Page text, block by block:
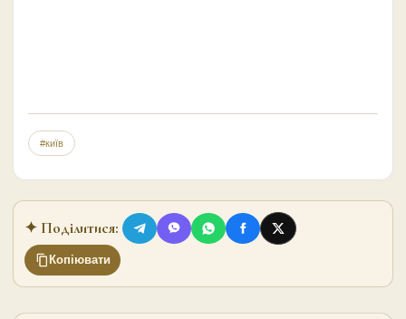
#київ
✦ Поділитися:
Копіювати